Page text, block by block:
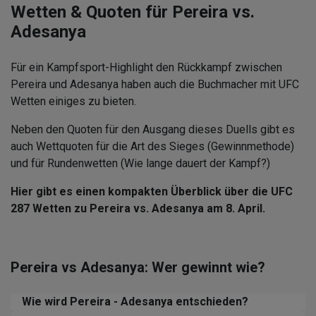
Wetten & Quoten für Pereira vs.
Adesanya
Für ein Kampfsport-Highlight den Rückkampf zwischen
Pereira und Adesanya haben auch die Buchmacher mit UFC
Wetten einiges zu bieten.
Neben den Quoten für den Ausgang dieses Duells gibt es
auch Wettquoten für die Art des Sieges (Gewinnmethode)
und für Rundenwetten (Wie lange dauert der Kampf?)
Hier gibt es einen kompakten Überblick über die UFC
287 Wetten zu Pereira vs. Adesanya am 8. April.
Pereira vs Adesanya: Wer gewinnt wie?
Wie wird Pereira - Adesanya entschieden?